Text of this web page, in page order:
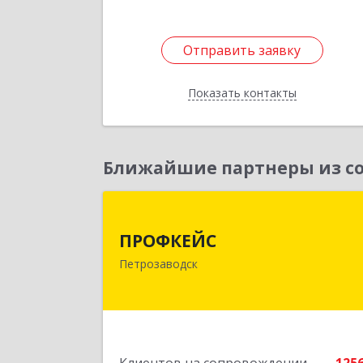
Отправить заявку
Показать контакты
Отправить заявку
Назад
Ближайшие партнеры из
ПРОФКЕЙС
Петрозаводск